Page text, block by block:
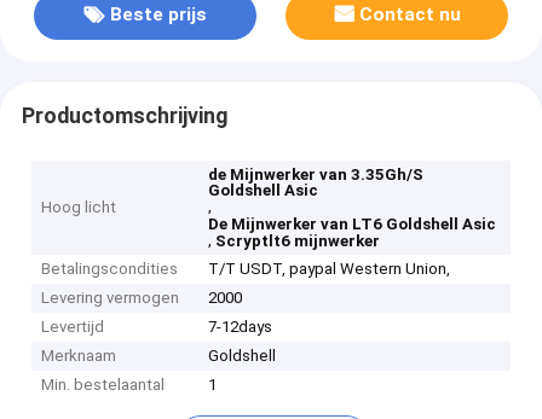
Beste prijs Contact nu
Productomschrijving
Hoog licht
de Mijnwerker van 3.35Gh/S
Goldshell Asic
,
De Mijnwerker van LT6 Goldshell Asic
, Scryptlt6 mijnwerker
Betalingscondities
T/T USDT, paypal Western Union,
Levering vermogen
2000
Levertijd
7-12days
Merknaam
Goldshell
Min. bestelaantal
1